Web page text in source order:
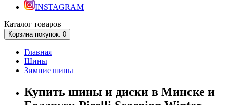
INSTAGRAM
Каталог товаров
Корзинапокупок: 0
Главная
Шины
Зимние шины
Купить шины и диски в Минске и